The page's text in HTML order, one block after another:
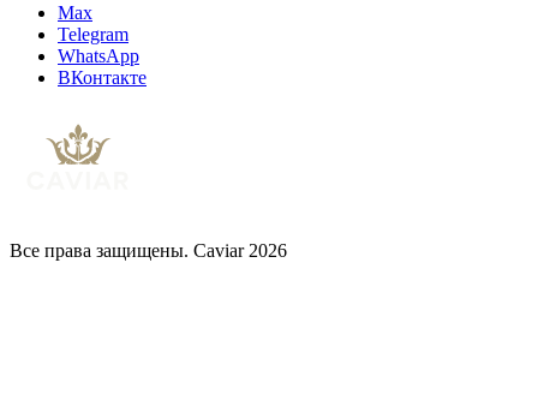
Max
Telegram
WhatsApp
ВКонтакте
Все права защищены. Caviar 2026